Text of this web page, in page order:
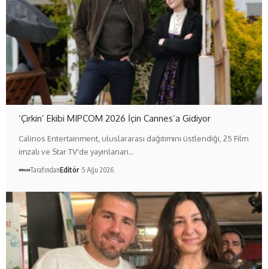
‘Çirkin’ Ekibi MIPCOM 2026 İçin Cannes’a Gidiyor
Calinos Entertainment, uluslararası dağıtımını üstlendiği, 25 Film
imzalı ve Star TV'de yayınlanan…
TarafındanEditör 5 Ağu 2026